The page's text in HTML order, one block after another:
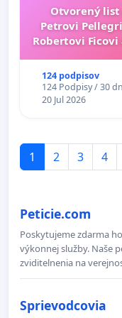
Otvorený list
Petrovi
Robertovi Ficovi
124 podpisov
124 Podpisy / 30
20 Jul 2026
1 2 3 4
Peticie.com
Poskytujeme zdarma
výkonnej služby. Naše
zviditelnenia na
Sprievodcovia